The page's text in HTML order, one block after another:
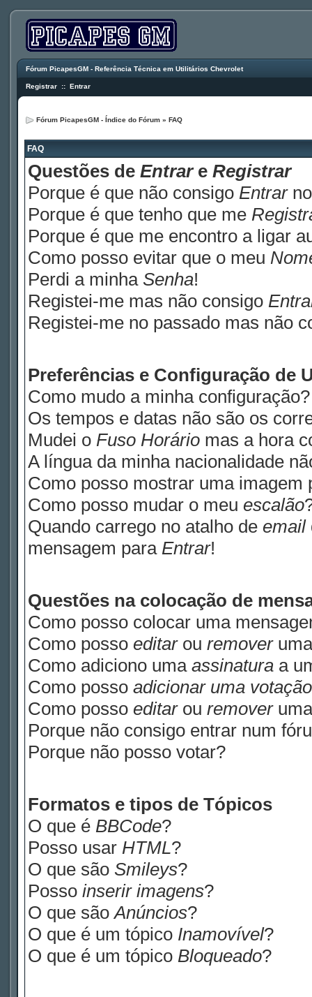
Fórum PicapesGM - Referência Técnica em Utilitários Chevrolet
Registrar :: Entrar
Fórum PicapesGM - Índice do Fórum » FAQ
FAQ
Questões de Entrare Registrar
Porque é que não consigo Entrar
Porque é que tenho que me
Porque é que me encontro a ligar
Como posso evitar que o meu
Perdi a minha Senha!
Registei-me mas não consigo
Registei-me no passado mas não
Preferências e Configuração de
Como mudo a minha configuração?
Os tempos e datas não são os
Mudei o Fuso Horário mas a hora
A língua da minha nacionalidade
Como posso mostrar uma
Como posso mudar o meu escalão
Quando carrego no atalho de email
mensagem para Entrar!
Questões na colocação de
Como posso colocar uma
Como posso editarou remover
Como adiciono uma assinatura a
Como posso adicionar uma votação
Como posso editarou remover
Porque não consigo entrar num
Porque não posso votar?
Formatos e tipos de Tópicos
O que é BBCode?
Posso usar HTML?
O que são Smileys?
Posso inserir imagens?
O que sãoAnúncios?
O que é um tópico Inamovível?
O que é um tópico Bloqueado?